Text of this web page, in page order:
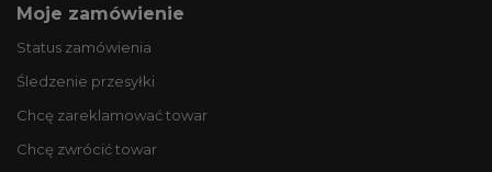
Moje zamówienie
Status zamówienia
Śledzenie przesyłki
Chcę zareklamować towar
Chcę zwrócić towar